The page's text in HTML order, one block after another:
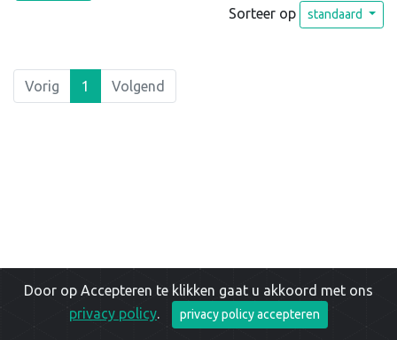
Sorteer op standaard
Vorig 1 Volgend
Copyright © 2026 |Privacy Policy
Door op Accepteren te klikken gaat u akkoord met ons
privacy policy. privacy policy accepteren